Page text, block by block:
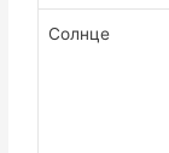
Солнце